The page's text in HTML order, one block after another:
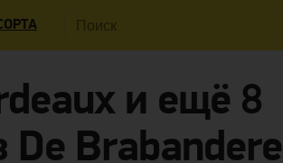
Поиск:
и ещё 8
De Brabandere